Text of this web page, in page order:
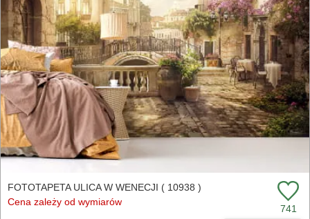
FOTOTAPETA ULICA W WENECJI ( 10938 )
Cena zależy od wymiarów
741